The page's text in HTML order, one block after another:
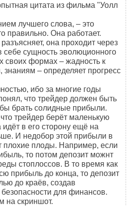
цитата из фильма "Уолл
лучшего слова, – это
правильно. Она работает.
она проходит через
себе сущность эволюционного
своих формах – жадность к
– определяет прогресс
ибо за многие годы
что трейдер должен быть
брать солидные прибыли.
трейдер берёт маленькую
в его сторону ещё на
И недобор этой прибыли в
плохие плоды. Например, если
то потом депозит можнт
стоплоссов. В то время как
прибыль до конца, то депозит
до краёв, создав
для финансов.
на скриншот.